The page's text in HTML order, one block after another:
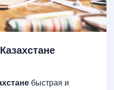
быстрая и